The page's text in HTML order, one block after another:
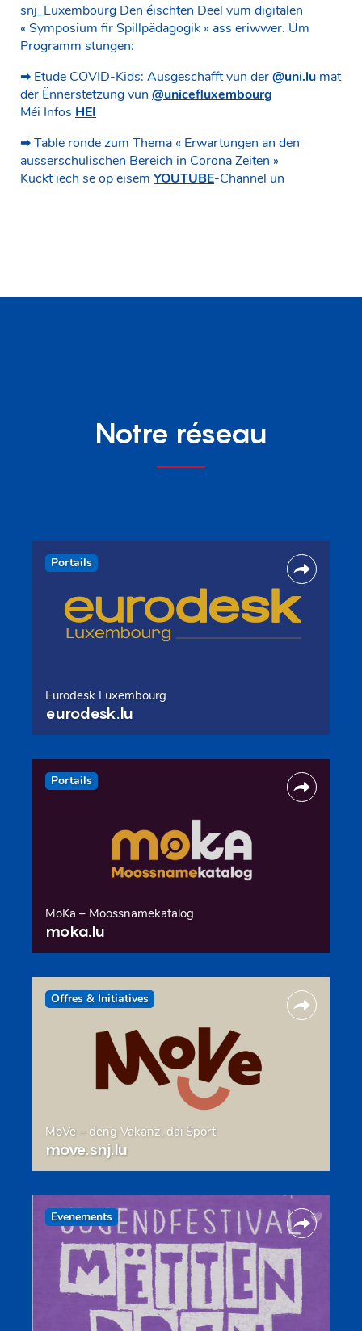
snj_Luxembourg Den éischten Deel vum digitalen
« Symposium fir Spillpädagogik » ass eriwwer. Um
Programm stungen:
➡ Etude COVID-Kids: Ausgeschafft vun der@uni.lu mat
der Ënnerstëtzung vun @unicefluxembourg
Méi Infos HEI
➡ Table ronde zum Thema « Erwartungen an den
ausserschulischen Bereich in Corona Zeiten »
Kuckt iech se op eisem YOUTUBE-Channel un
Notre réseau
Portails
Eurodesk Luxembourg
eurodesk.lu
Portails
MoKa – Moossnamekatalog
moka.lu
Offres & Initiatives
MoVe – deng Vakanz, däi Sport
move.snj.lu
Evenements